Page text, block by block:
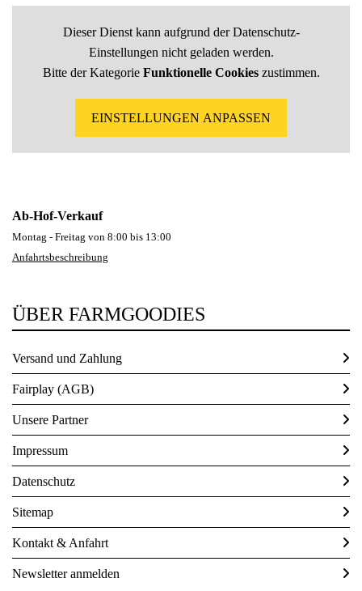
Dieser Dienst kann aufgrund der Datenschutz-
Einstellungen nicht geladen werden.
Bitte der Kategorie Funktionelle Cookieszustimmen.
EINSTELLUNGEN ANPASSEN
Ab-Hof-Verkauf
Montag - Freitag von 8:00 bis 13:00
Anfahrtsbeschreibung
ÜBER FARMGOODIES
Versand und Zahlung
Fairplay (AGB)
Unsere Partner
Impressum
Datenschutz
Sitemap
Kontakt & Anfahrt
Newsletter anmelden